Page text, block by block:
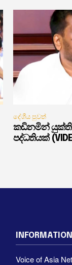
දේශීය පුවත්
කඩිනමින්
පද්ධතියක්
INFORMATION
Voice of Asia